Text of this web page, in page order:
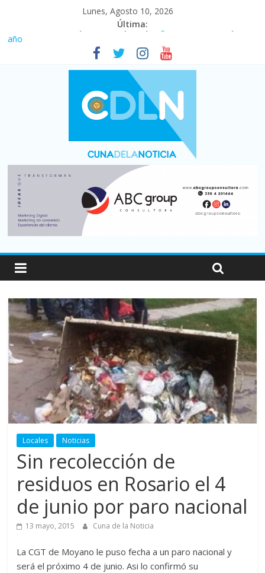
Lunes, Agosto 10, 2026
Última:
La construcción cayó 4,1% en junio y registró su cuarta baja del
Duelo internacional: Falleció Jorge Messi, el papá de Leo
El consumo sigue frenado: las ventas minoristas cayeron 3,8 en
julio y acumulan siete meses en baja
Newell’s cayó 2 a 1 ante Defensa y Justicia en Florencio Varela
por la cuarta fecha del Clausura
El agro argentino logró un récord histórico de exportaciones en
el primer semestre de 2026
Locales Noticias
Sin recolección de
residuos en Rosario el 4
de junio por paro nacional
13 mayo, 2015 Cuna de la Noticia
La CGT de Moyano le puso fecha a un paro nacional y
será el próximo 4 de junio. Asi lo confirmó su